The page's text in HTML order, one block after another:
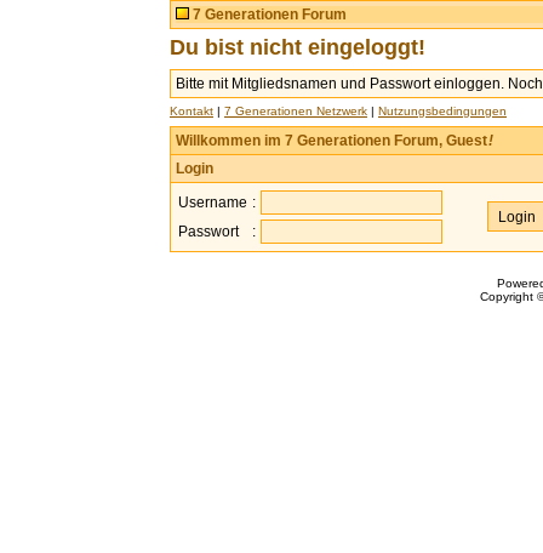
7 Generationen Forum
Du bist nicht eingeloggt!
Bitte mit Mitgliedsnamen und Passwort einloggen.
Kontakt | 7 Generationen Netzwerk | Nutzungsbedingungen
Willkommen im 7 Generationen Forum, Guest!
Login
Username :
Passwort
:
Copyright